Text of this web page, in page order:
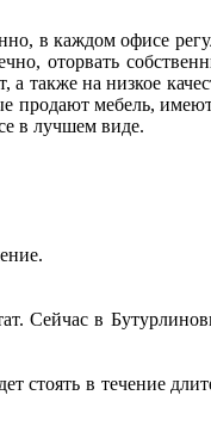
в каждом офисе
оторвать
а также на низкое
продают мебель,
в лучшем виде.
Сейчас в
стоять в течение